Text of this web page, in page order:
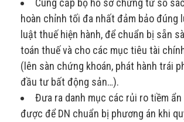
Cung cấp bộ hồ sơ chứng từ sổ
hoàn chỉnh tối đa nhất đảm bảo đúng
luật thuế hiện hành, để chuẩn bị sẵn
toán thuế và cho các mục tiêu tài
(lên sàn chứng khoán, phát hành trái
đầu tư bất động sản…).
Đưa ra danh mục các rủi ro tiềm
được để DN chuẩn bị phương án khi